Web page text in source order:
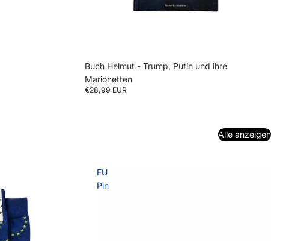
Buch Helmut - Trump, Putin und ihre
Marionetten
€28,99 EUR
Alle anzeigen
EU
Pin